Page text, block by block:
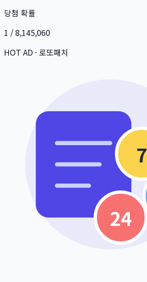
당첨 확률
1 / 8,145,060
HOT AD · 로또패치
7
24